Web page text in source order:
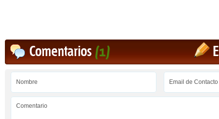
Comentarios(1)